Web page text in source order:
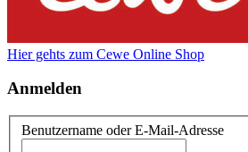
Hier gehts zum Cewe Online Shop
Anmelden
Benutzername oder E-Mail-Adresse